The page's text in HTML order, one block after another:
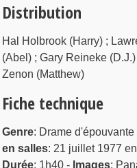
Distribution
Hal Holbrook (Harry) ;
(Abel) ; Gary Reineke
Zenon (Matthew)
Fiche technique
Genre: Drame d'épouvante
en salles: 21 juillet 1977
Durée: 1h40 - Images: